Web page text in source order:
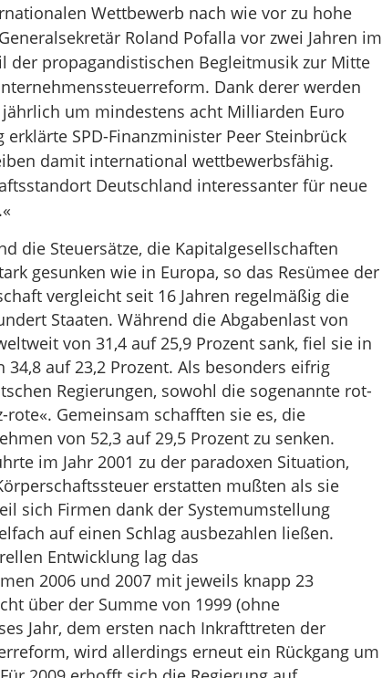
Wettbewerb nach wie vor zu hohe
Roland Pofalla vor zwei Jahren im
der propagandistischen Begleitmusik zur Mitte
Dank derer werden
jährlich um mindestens acht Milliarden Euro
SPD-Finanzminister Peer Steinbrück
damit international wettbewerbsfähig.
Deutschland interessanter für neue
die Steuersätze, die Kapitalgesellschaften
gesunken wie in Europa, so das Resümee der
vergleicht seit 16 Jahren regelmäßig die
Staaten. Während die Abgabenlast von
von 31,4 auf 25,9 Prozent sank, fiel sie in
auf 23,2 Prozent. Als besonders eifrig
Regierungen, sowohl die sogenannte rot-
rote«. Gemeinsam schafften sie es, die
von 52,3 auf 29,5 Prozent zu senken.
im Jahr 2001 zu der paradoxen Situation,
erstatten mußten als sie
sich Firmen dank der Systemumstellung
auf einen Schlag ausbezahlen ließen.
Entwicklung lag das
2006 und 2007 mit jeweils knapp 23
über der Summe von 1999 (ohne
Jahr, dem ersten nach Inkrafttreten der
wird allerdings erneut ein Rückgang um